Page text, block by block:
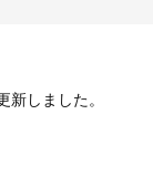
しました。